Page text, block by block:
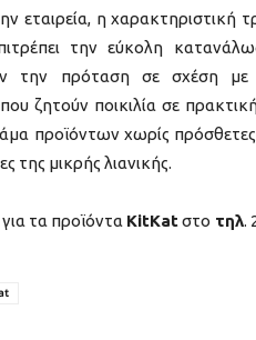
εταιρεία, η χαρακτηριστική
την εύκολη
την πρόταση σε σχέση με
ζητούν ποικιλία σε
προϊόντων χωρίς πρόσθετες
της μικρής λιανικής.
τα προϊόντα KitKatστο τηλ.